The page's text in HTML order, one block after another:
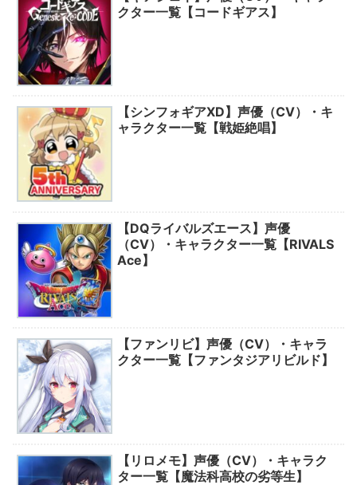
クター一覧【コードギアス】
【シンフォギアXD】声優（CV）・キ
ャラクター一覧【戦姫絶唱】
【DQライバルズエース】声優
（CV）・キャラクター一覧【RIVALS
Ace】
【ファンリビ】声優（CV）・キャラ
クター一覧【ファンタジアリビルド】
【リロメモ】声優（CV）・キャラク
ター一覧【魔法科高校の劣等生】